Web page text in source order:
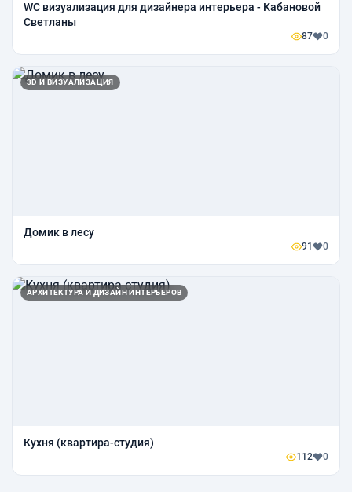
WC визуализация для дизайнера интерьера - Кабановой
Светланы
87 0
3D И ВИЗУАЛИЗАЦИЯ
Домик в лесу
91 0
АРХИТЕКТУРА И ДИЗАЙН ИНТЕРЬЕРОВ
Кухня (квартира-студия)
112 0